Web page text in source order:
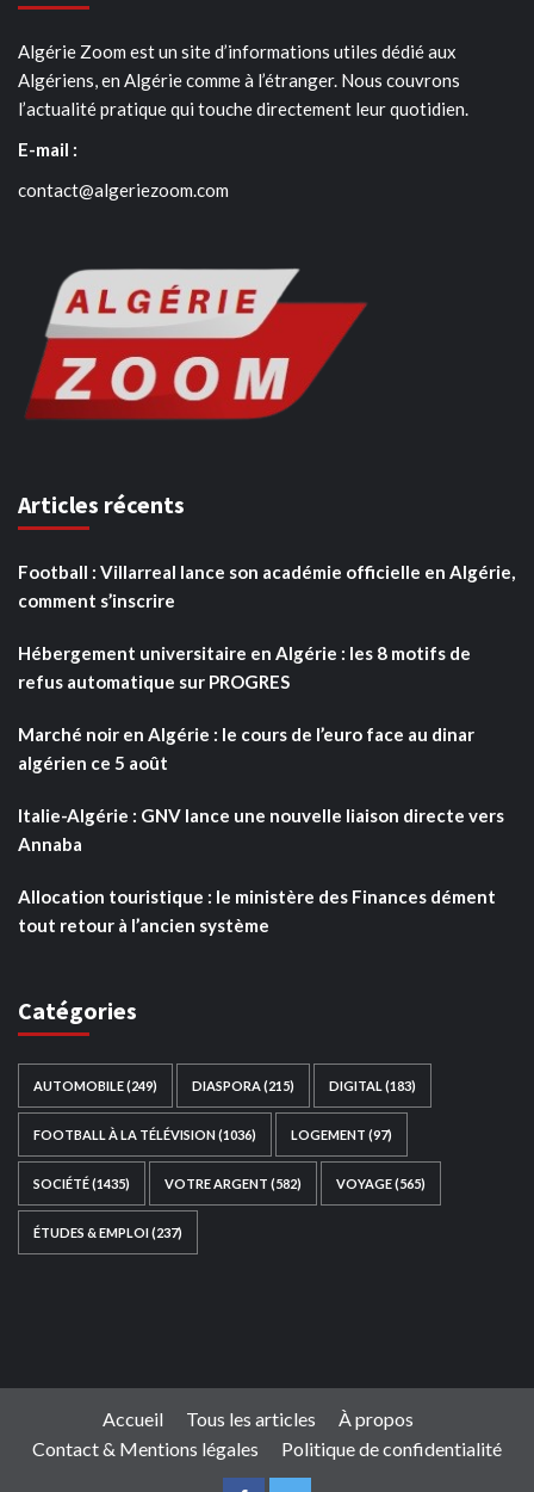
Algérie Zoom est un site d’informations utiles dédié aux
Algériens, en Algérie comme à l’étranger. Nous couvrons
l’actualité pratique qui touche directement leur quotidien.
E-mail :
contact@algeriezoom.com
Articles récents
Football : Villarreal lance son académie officielle en Algérie,
comment s’inscrire
Hébergement universitaire en Algérie : les 8 motifs de
refus automatique sur PROGRES
Marché noir en Algérie : le cours de l’euro face au dinar
algérien ce 5 août
Italie-Algérie : GNV lance une nouvelle liaison directe vers
Annaba
Allocation touristique : le ministère des Finances dément
tout retour à l’ancien système
Catégories
AUTOMOBILE(249) DIASPORA (215) DIGITAL (183)
FOOTBALL À LA TÉLÉVISION(1036) LOGEMENT (97)
SOCIÉTÉ(1435) VOTRE ARGENT (582) VOYAGE(565)
ÉTUDES & EMPLOI(237)
Accueil Tous les articles
À propos
Contact & Mentions légales
Politique de confidentialité